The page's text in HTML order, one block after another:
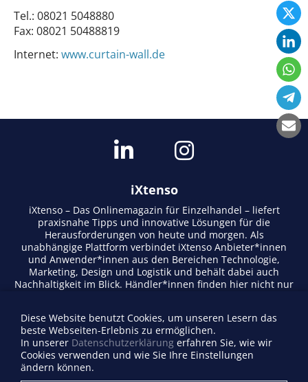
Tel.: 08021 5048880
Fax: 08021 50488819
Internet: www.curtain-wall.de
iXtenso
iXtenso – Das Onlinemagazin für Einzelhandel – liefert
praxisnahe Tipps und innovative Lösungen für die
Herausforderungen von heute und morgen. Als
unabhängige Plattform verbindet iXtenso Anbieter*innen
und Anwender*innen aus den Bereichen Technologie,
Marketing, Design und Logistik und behält dabei auch
Nachhaltigkeit im Blick. Händler*innen finden hier nicht nur
lebendigen Schreibstil und relevantem Content fördert das
Magazin den Austausch innerhalb der Retail-Community.
Ob digitale Trends oder praktische Alltagstipps – iXtenso
macht Wissen für den Handel zugänglich.
Diese Website benutzt Cookies, um unseren Lesern das
beste Webseiten-Erlebnis zu ermöglichen.
In unserer Datenschutzerklärung erfahren Sie, wie wir
Cookies verwenden und wie Sie Ihre Einstellungen
ändern können.